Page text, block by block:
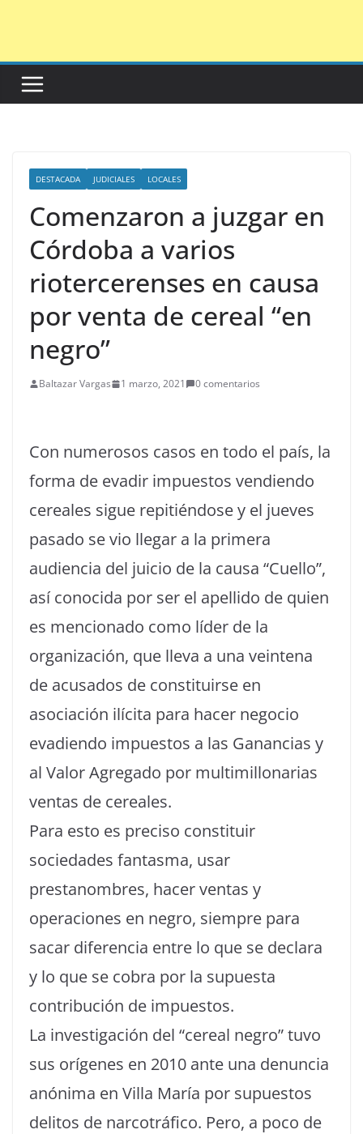
DESTACADA JUDICIALES LOCALES
Comenzaron a juzgar en
Córdoba a varios
riotercerenses en causa
por venta de cereal “en
negro”
Baltazar Vargas 1 marzo, 2021 0 comentarios
Con numerosos casos en todo el país, la
forma de evadir impuestos vendiendo
cereales sigue repitiéndose y el jueves
pasado se vio llegar a la primera
audiencia del juicio de la causa “Cuello”,
así conocida por ser el apellido de quien
es mencionado como líder de la
organización, que lleva a una veintena
de acusados de constituirse en
asociación ilícita para hacer negocio
evadiendo impuestos a las Ganancias y
al Valor Agregado por multimillonarias
ventas de cereales.
Para esto es preciso constituir
sociedades fantasma, usar
prestanombres, hacer ventas y
operaciones en negro, siempre para
sacar diferencia entre lo que se declara
y lo que se cobra por la supuesta
contribución de impuestos.
La investigación del “cereal negro” tuvo
sus orígenes en 2010 ante una denuncia
anónima en Villa María por supuestos
delitos de narcotráfico. Pero, a poco de